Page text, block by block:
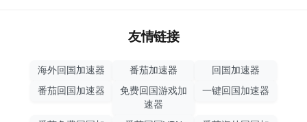
友情链接
海外回国加速器 番茄加速器
回国加速器
番茄回国加速器
免费回国游戏加
速器
一键回国加速器